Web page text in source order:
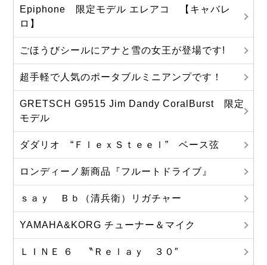
Epiphone 限定モデル エレアコ 【キャバレ
ロ】
ごほうびシールにアナと雪の女王が登場です!
超手軽で人気のポータブルミニアンプです！
GRETSCH G9515 Jim Dandy CoralBurst 限定
モデル
ダダリオ “ＦｌｅｘＳｔｅｅｌ” ベース弦
ロンディーノ新商品『フルートドライブ』
ｓａｙ Ｂｂ（清兵衛）リガチャー
YAMAHA&KORG チューナー＆マイク
ＬＩＮＥ ６ 〝Ｒｅｌａｙ ３０″